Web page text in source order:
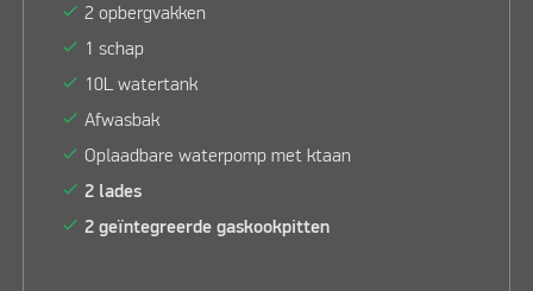
check 2 opbergvakken
check 1 schap
check 10L watertank
check Afwasbak
check Oplaadbare waterpomp met ktaan
check 2 lades
check 2 geïntegreerde gaskookpitten